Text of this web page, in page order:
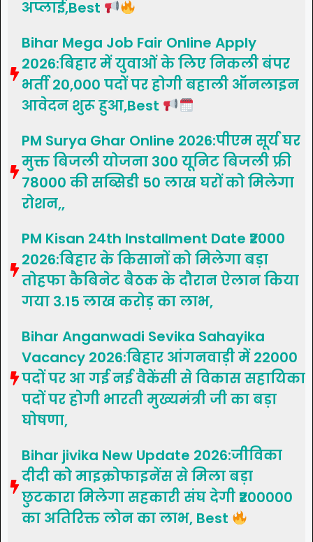
अप्लाई,Best
Bihar Mega Job Fair Online Apply
2026:बिहार में युवाओं के लिए निकली बंपर
भर्ती 20,000 पदों पर होगी बहाली ऑनलाइन
आवेदन शुरू हुआ,Best
PM Surya Ghar Online 2026:पीएम सूर्य घर
मुक्त बिजली योजना 300 यूनिट बिजली फ्री
78000 की सब्सिडी 50 लाख घरों को मिलेगा
रोशन,,
PM Kisan 24th Installment Date ₹2000
2026:बिहार के किसानों को मिलेगा बड़ा
तोहफा कैबिनेट बैठक के दौरान ऐलान किया
गया 3.15 लाख करोड़ का लाभ,
Bihar Anganwadi Sevika Sahayika
Vacancy 2026:बिहार आंगनवाड़ी में 22000
पदों पर आ गई नई वैकेंसी से विकास सहायिका
पदों पर होगी भारती मुख्यमंत्री जी का बड़ा
घोषणा,
Bihar jivika New Update 2026:जीविका
दीदी को माइक्रोफाइनेंस से मिला बड़ा
छुटकारा मिलेगा सहकारी संघ देगी ₹200000
का अतिरिक्त लोन का लाभ, Best